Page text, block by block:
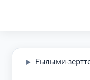
▶ Ғылыми-